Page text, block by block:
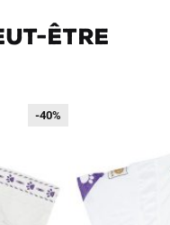
être
-40%
-40%